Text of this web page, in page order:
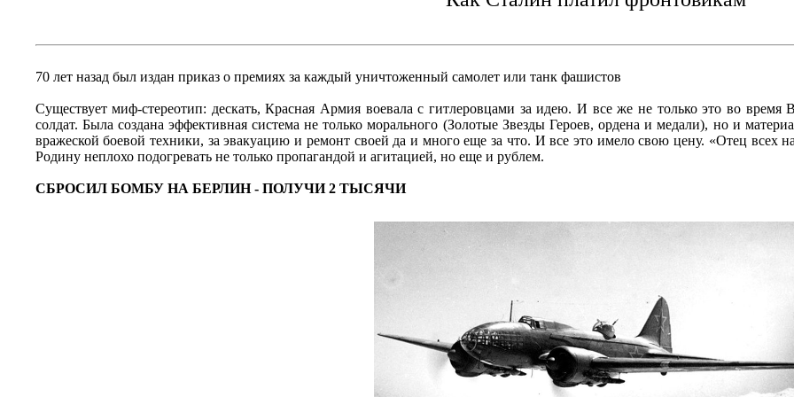
70 лет назад был издан приказ о премиях за каждый уничтоженный самолет или танк фашистов
Существует миф-стереотип: дескать, Красная Армия воевала с гитлеровцами за идею. И все же не только это во
солдат. Была создана эффективная система не только морального (Золотые Звезды Героев, ордена и медали), но и
вражеской боевой техники, за эвакуацию и ремонт своей да и много еще за что. И все это имело свою цену. «Отец всех
Родину неплохо подогревать не только пропагандой и агитацией, но еще и рублем.
СБРОСИЛ БОМБУ НА БЕРЛИН - ПОЛУЧИ 2 ТЫСЯЧИ